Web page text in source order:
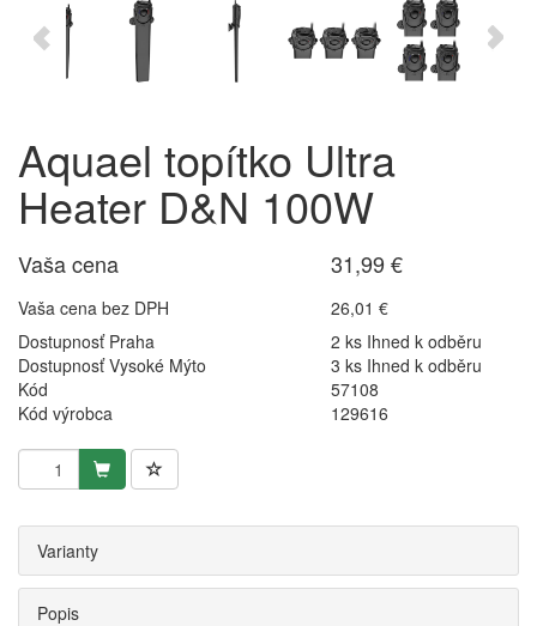
Aquael topítko Ultra
Heater D&N 100W
Vaša cena 31,99 €
Vaša cena bez DPH
26,01 €
Dostupnosť Praha
2 ks Ihned k odběru
Dostupnosť Vysoké Mýto
3 ks Ihned k odběru
Kód
57108
Kód výrobca
129616
Varianty
Popis